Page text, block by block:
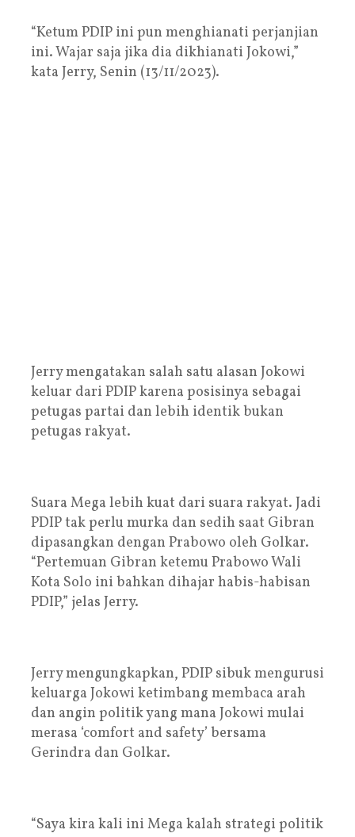
“Ketum PDIP ini pun menghianati perjanjian
ini. Wajar saja jika dia dikhianati Jokowi,”
kata Jerry, Senin (13/11/2023).
Jerry mengatakan salah satu alasan Jokowi
keluar dari PDIP karena posisinya sebagai
petugas partai dan lebih identik bukan
petugas rakyat.
Suara Mega lebih kuat dari suara rakyat. Jadi
PDIP tak perlu murka dan sedih saat Gibran
dipasangkan dengan Prabowo oleh Golkar.
“Pertemuan Gibran ketemu Prabowo Wali
Kota Solo ini bahkan dihajar habis-habisan
PDIP,” jelas Jerry.
Jerry mengungkapkan, PDIP sibuk mengurusi
keluarga Jokowi ketimbang membaca arah
dan angin politik yang mana Jokowi mulai
merasa ‘comfort and safety’ bersama
Gerindra dan Golkar.
“Saya kira kali ini Mega kalah strategi politik